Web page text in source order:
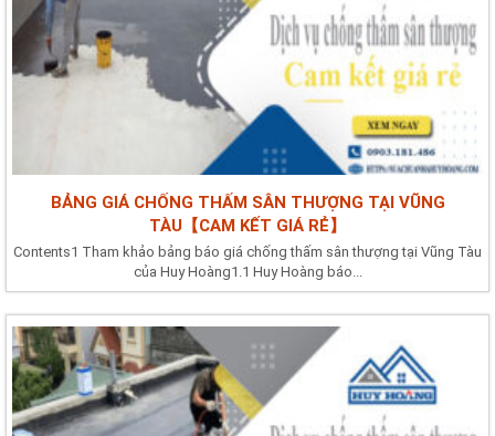
BẢNG GIÁ CHỐNG THẤM SÂN THƯỢNG TẠI VŨNG
TÀU【CAM KẾT GIÁ RẺ】
Contents1 Tham khảo bảng báo giá chống thấm sân thượng tại Vũng Tàu
của Huy Hoàng1.1 Huy Hoàng báo...